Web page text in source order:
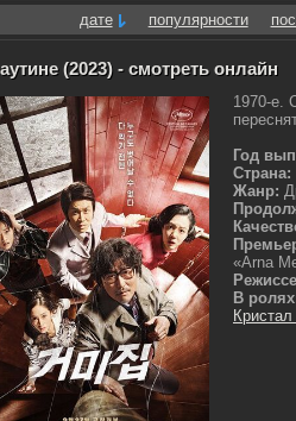
дате
популярности
(2023) - смотреть онлайн
1970-е.
Год
Страна:
Жанр:
«Arna
В